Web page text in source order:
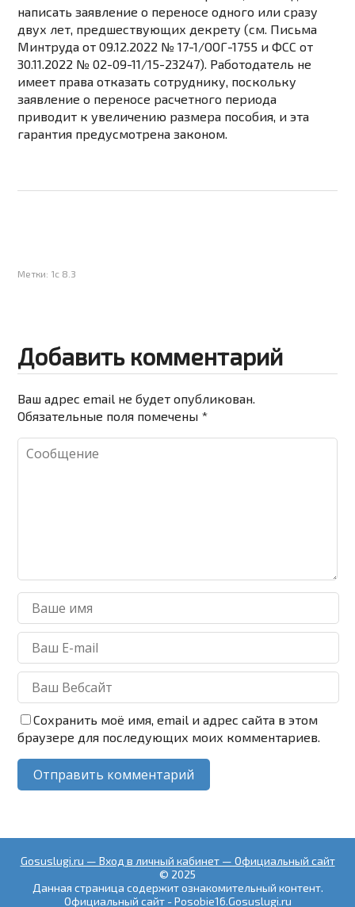
написать заявление о переносе одного или сразу
двух лет, предшествующих декрету (см. Письма
Минтруда от 09.12.2022 № 17-1/ООГ-1755 и ФСС от
30.11.2022 № 02-09-11/15-23247). Работодатель не
имеет права отказать сотруднику, поскольку
заявление о переносе расчетного периода
приводит к увеличению размера пособия, и эта
гарантия предусмотрена законом.
Метки: 1с 8.3
Добавить комментарий
Ваш адрес email не будет опубликован.
Обязательные поля помечены *
Сохранить моё имя, email и адрес сайта в этом
браузере для последующих моих комментариев.
Gosuslugi.ru — Вход в личный кабинет — Официальный сайт
© 2025
Данная страница содержит ознакомительный контент.
Официальный сайт - Posobie16.Gosuslugi.ru